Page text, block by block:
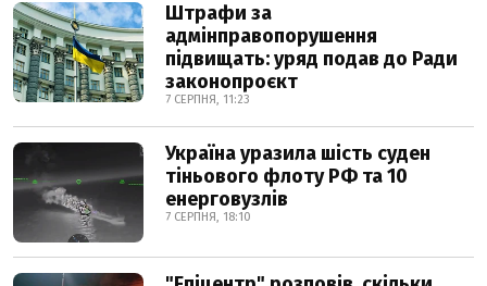
Штрафи за
адмінправопорушення
підвищать: уряд подав до Ради
законопроєкт
7 СЕРПНЯ, 11:23
Україна уразила шість суден
тіньового флоту РФ та 10
енерговузлів
7 СЕРПНЯ, 18:10